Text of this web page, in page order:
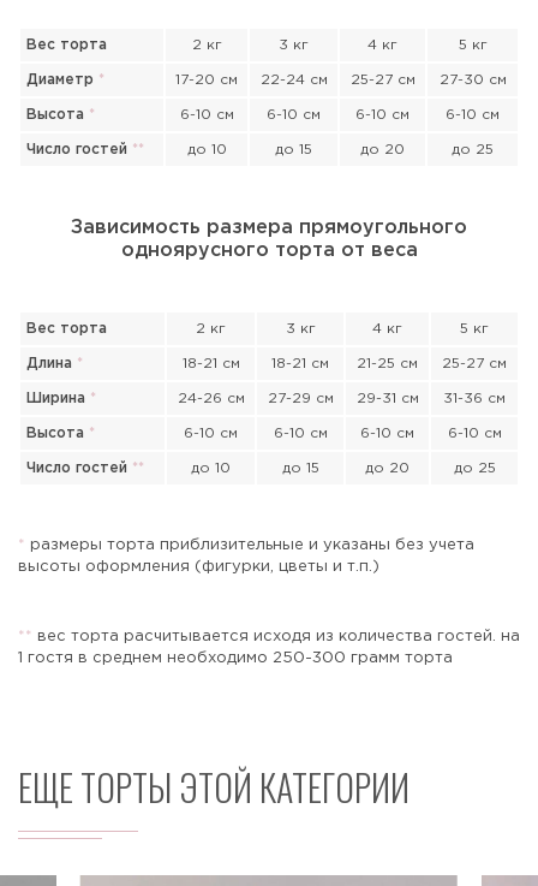
Вес торта 2 кг 3 кг 4 кг 5 кг
Диаметр * 17-20 см 22-24 см 25-27 см 27-30 см
Высота * 6-10 см 6-10 см 6-10 см 6-10 см
Число гостей ** до 10 до 15 до 20 до 25
Зависимость размера прямоугольного
одноярусного торта от веса
Вес торта 2 кг 3 кг 4 кг 5 кг
Длина * 18-21 см 18-21 см 21-25 см 25-27 см
Ширина * 24-26 см 27-29 см 29-31 см 31-36 см
Высота * 6-10 см 6-10 см 6-10 см 6-10 см
Число гостей ** до 10 до 15 до 20 до 25
*
размеры торта приблизительные и указаны без учета
высоты оформления (фигурки, цветы и т.п.)
* *
вес торта расчитывается исходя из количества гостей. на
1 гостя в среднем необходимо 250-300 грамм торта
ЕЩЕ ТОРТЫ ЭТОЙ КАТЕГОРИИ
Прикрепить файл или фото
Отправить